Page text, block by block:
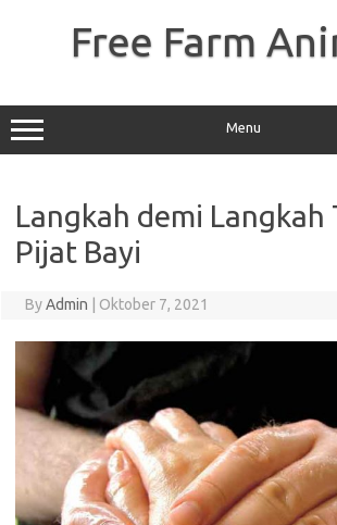
Free Farm
Menu
Langkah demi Langkah
Pijat Bayi
ByAdmin Oktober 7, 2021